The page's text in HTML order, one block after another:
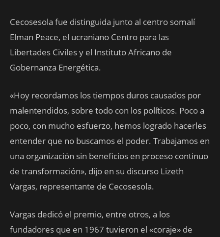
Cecosesola fue distinguida junto al centro somalí
Elman Peace, el ucraniano Centro para las
Libertades Civiles y el Instituto Africano de
Gobernanza Energética.
«Hoy recordamos los tiempos duros causados por
malentendidos, sobre todo con los políticos. Poco a
poco, con mucho esfuerzo, hemos logrado hacerles
entender que no buscamos el poder. Trabajamos en
una organización sin beneficios en proceso continuo
de transformación», dijo en su discurso Lizeth
Vargas, representante de Cecosesola.
Vargas dedicó el premio, entre otros, a los
fundadores que en 1967 tuvieron el «coraje» de